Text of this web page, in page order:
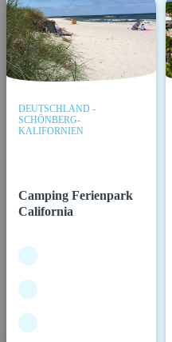
DEUTSCHLAND -
SCHÖNBERG-
KALIFORNIEN
Camping Ferienpark
California